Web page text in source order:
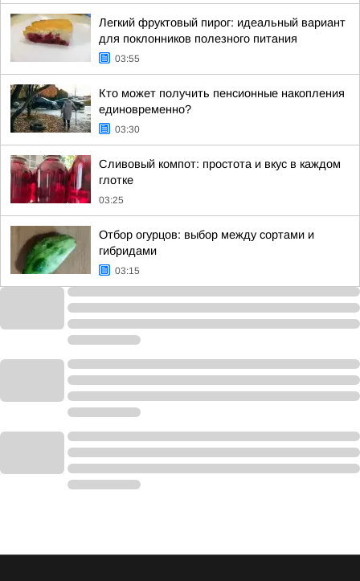
Легкий фруктовый пирог: идеальный вариант
для поклонников полезного питания
03:55
Кто может получить пенсионные накопления
единовременно?
03:30
Сливовый компот: простота и вкус в каждом
глотке
03:25
Отбор огурцов: выбор между сортами и
гибридами
03:15